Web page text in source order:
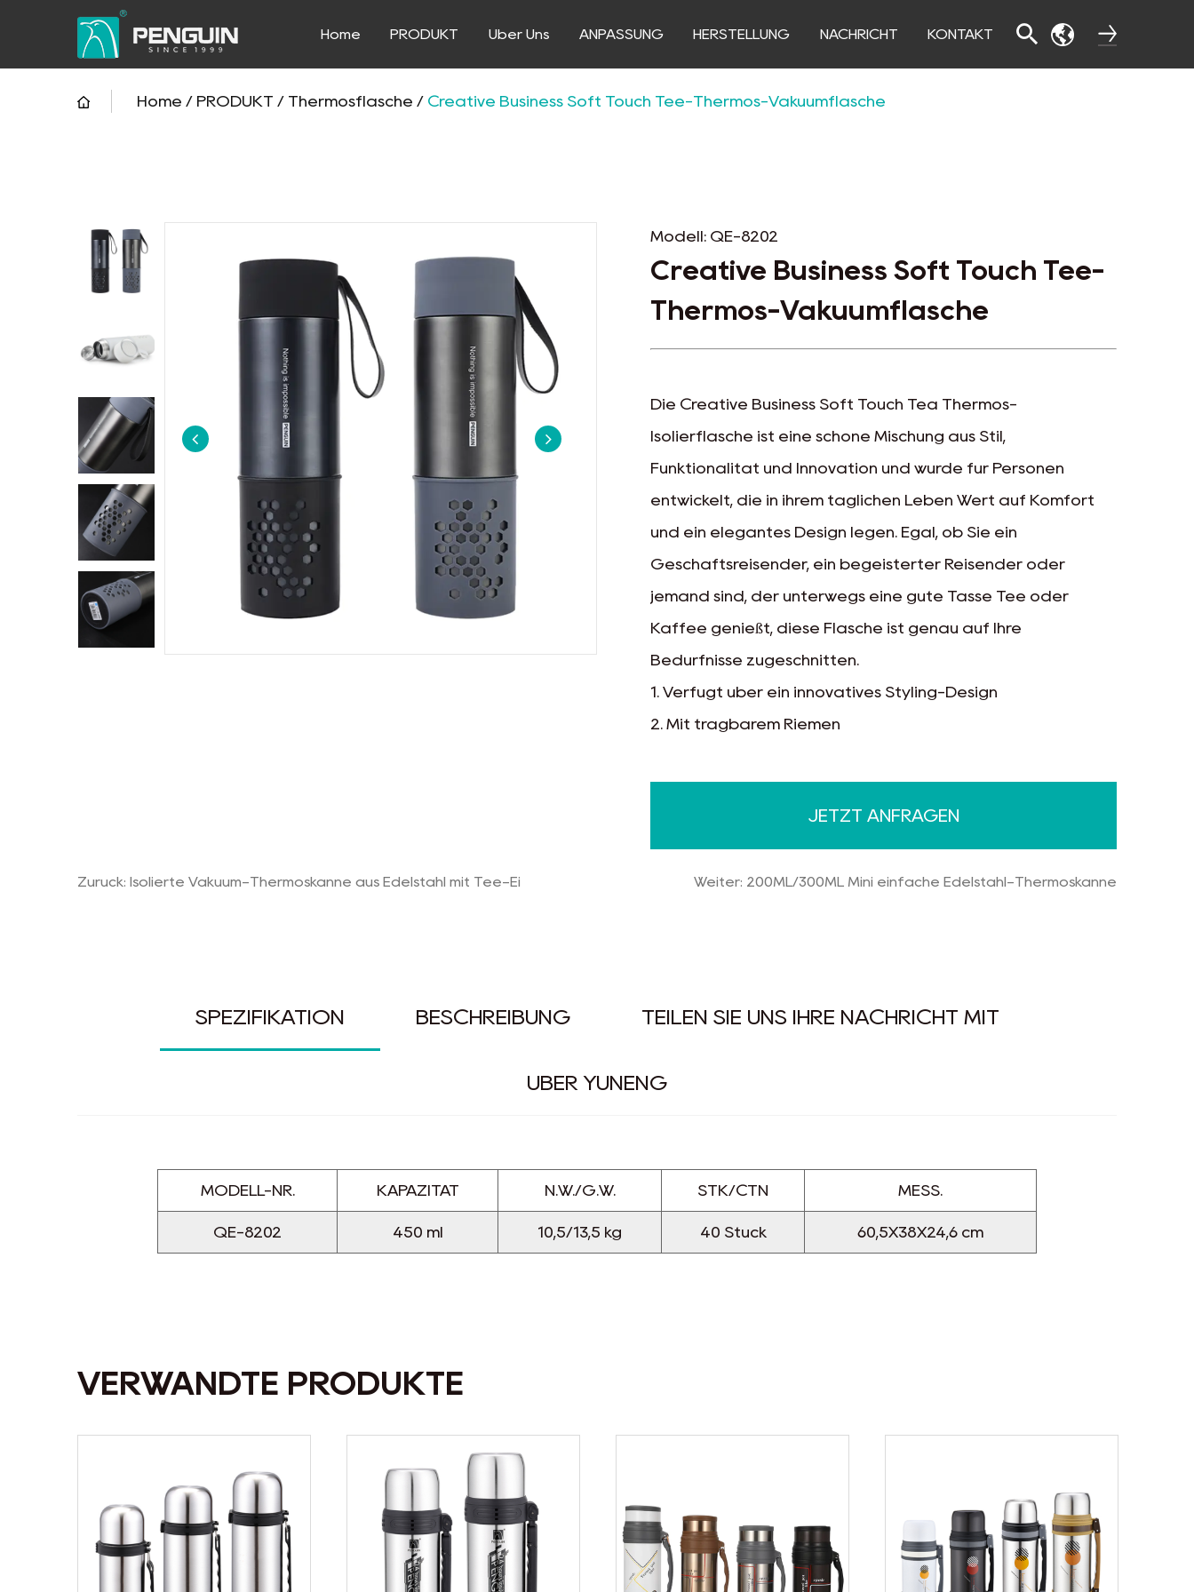
Home PRODUKT Über Uns ANPASSUNG HERSTELLUNG NACHRICHT KONTAKT
Home / PRODUKT / Thermosflasche / Creative Business Soft Touch Tee-Thermos-Vakuumflasche
Modell: QE-8202
Creative Business Soft Touch Tee-
Thermos-Vakuumflasche
Die Creative Business Soft Touch Tea Thermos-
Isolierflasche ist eine schöne Mischung aus Stil,
Funktionalität und Innovation und wurde für Personen
entwickelt, die in ihrem täglichen Leben Wert auf Komfort
und ein elegantes Design legen. Egal, ob Sie ein
Geschäftsreisender, ein begeisterter Reisender oder
jemand sind, der unterwegs eine gute Tasse Tee oder
Kaffee genießt, diese Flasche ist genau auf Ihre
Bedürfnisse zugeschnitten.
1. Verfügt über ein innovatives Styling-Design
2. Mit tragbarem Riemen
5. Verfügt über eine solide Oberflächenbehandlung und
stabile Funktionalität, äußerst kostengünstig
6. Verfügt über 304S/S für Innenwände und
JETZT ANFRAGEN
Zurück: Isolierte Vakuum-Thermoskanne aus Edelstahl mit Tee-Ei Weiter: 200ML/300ML Mini einfache Edelstahl-Thermoskanne
SPEZIFIKATION BESCHREIBUNG TEILEN SIE UNS IHRE NACHRICHT MIT
ÜBER YUNENG
MODELL-NR. KAPAZITÄT N.W./G.W. STK/CTN MESS.
QE-8202 450 ml 10,5/13,5 kg 40 Stück 60,5X38X24,6 cm
VERWANDTE PRODUKTE